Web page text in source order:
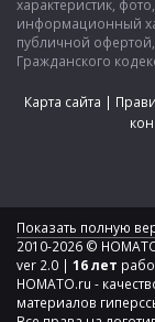
характеристик,
информационный
публичной
Гражданского
Карта сайта |
Показать полную
2010-2026 ©
ver 2.0 | 16 лет
HOMATO.ru -
материалов